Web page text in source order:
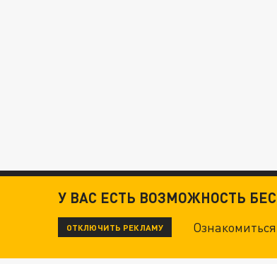
У ВАС ЕСТЬ ВОЗМОЖНОСТЬ
ОТКЛЮЧИТЬ РЕКЛАМУ